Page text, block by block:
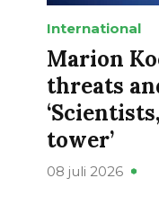
International
Marion
threats
tower’
08 juli 2026